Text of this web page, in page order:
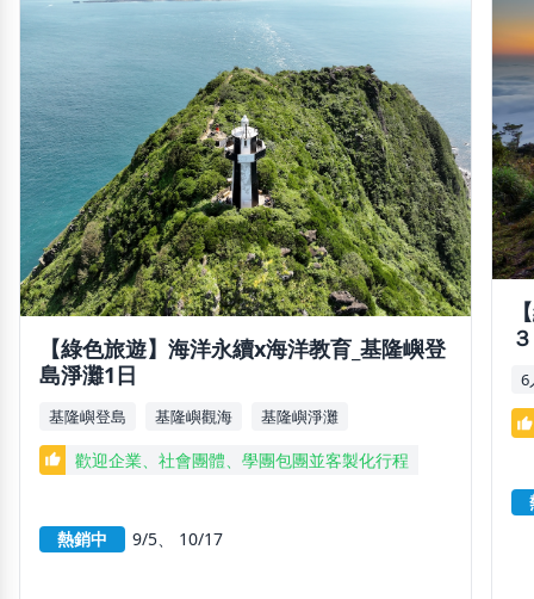
【綠色旅遊】海洋永續x海洋教育_基隆嶼登
島淨灘1日
基隆嶼登島 基隆嶼觀海 基隆嶼淨灘
thumb_up 歡迎企業、社會團體、學團包團並客製化行程
熱銷中 9/5 10/17
6
thumb_up